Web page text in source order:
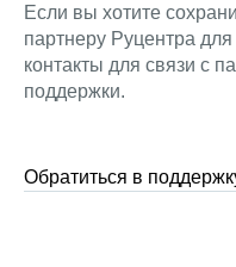
Если вы хотите
партнеру Руцентра
контакты для связи с
поддержки.
Обратиться в